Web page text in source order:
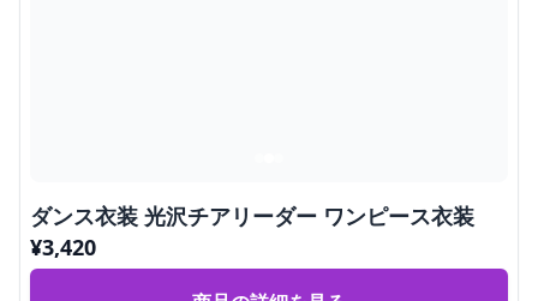
ダンス衣装 光沢チアリーダー ワンピース衣装
¥3,420